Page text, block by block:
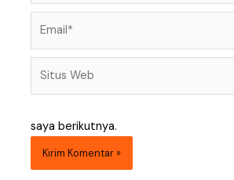
saya berikutnya.